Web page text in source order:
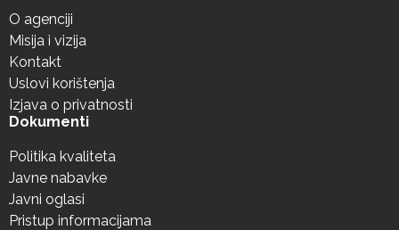
O agenciji
Misija i vizija
Kontakt
Uslovi korištenja
Izjava o privatnosti
Dokumenti
Politika kvaliteta
Javne nabavke
Javni oglasi
Pristup informacijama